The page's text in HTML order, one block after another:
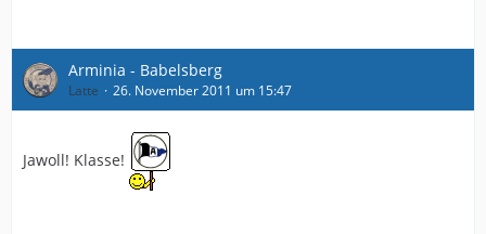
Arminia - Babelsberg
Latte 26. November 2011 um 15:47
Jawoll! Klasse!